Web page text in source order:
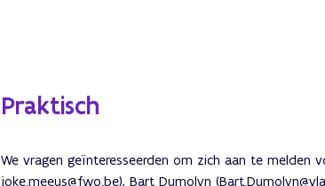
Praktisch
We vragen geïnteresseerden om zich aan te melden
joke.meeus@fwo.be), Bart Dumolyn (